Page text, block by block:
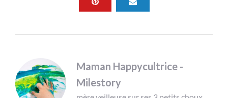
Maman Happycultrice -
Milestory